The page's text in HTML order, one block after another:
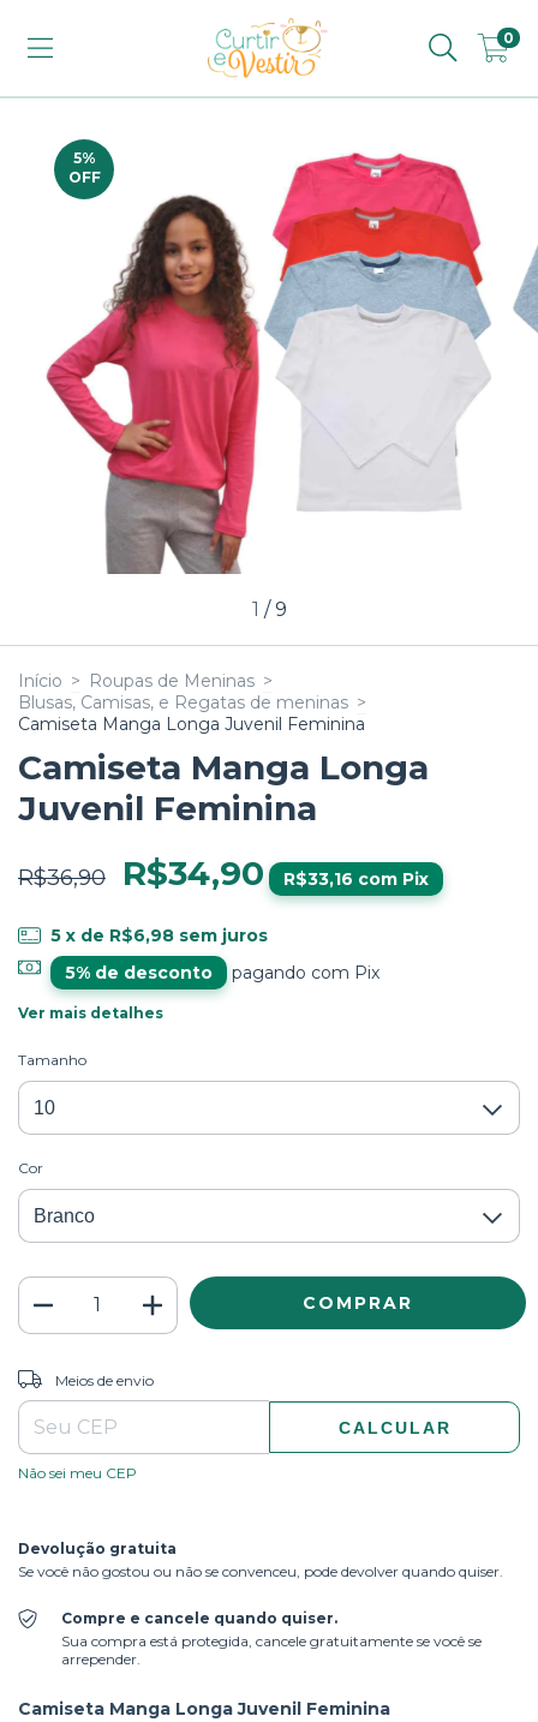
0
5%
OFF
1 /9
Início > Roupas de Meninas >
Blusas, Camisas, e Regatas de meninas >
Camiseta Manga Longa Juvenil Feminina
Camiseta Manga Longa
Juvenil Feminina
R$36,90 R$34,90 R$33,16 com Pix
5 x de R$6,98 sem juros
5% de desconto
pagando com Pix
Ver mais detalhes
Tamanho
Cor
Entregas para o CEP:
Meios de envio
CALCULAR
Não sei meu CEP
Devolução gratuita
Se você não gostou ou não se convenceu, pode devolver quando quiser.
Compre e cancele quando quiser.
Sua compra está protegida, cancele gratuitamente se você se
arrepender.
Camiseta Manga Longa Juvenil Feminina